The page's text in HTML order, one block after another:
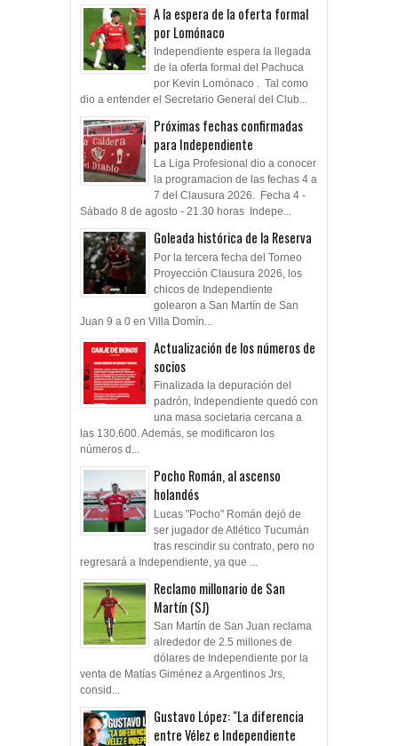
A la espera de la oferta formal
por Lomónaco
Independiente espera la llegada
de la oferta formal del Pachuca
por Kevin Lomónaco . Tal como
dio a entender el Secretario General del Club...
Próximas fechas confirmadas
para Independiente
La Liga Profesional dio a conocer
la programacion de las fechas 4 a
7 del Clausura 2026. Fecha 4 -
Sábado 8 de agosto - 21.30 horas Indepe...
Goleada histórica de la Reserva
Por la tercera fecha del Torneo
Proyección Clausura 2026, los
chicos de Independiente
golearon a San Martín de San
Juan 9 a 0 en Villa Domín...
Actualización de los números de
socios
Finalizada la depuración del
padrón, Independiente quedó con
una masa societaria cercana a
las 130.600. Además, se modificaron los
números d...
Pocho Román, al ascenso
holandés
Lucas "Pocho" Román dejó de
ser jugador de Atlético Tucumán
tras rescindir su contrato, pero no
regresará a Independiente, ya que ...
Reclamo millonario de San
Martín (SJ)
San Martín de San Juan reclama
alrededor de 2.5 millones de
dólares de Independiente por la
venta de Matías Giménez a Argentinos Jrs,
consid...
Gustavo López: "La diferencia
entre Vélez e Independiente